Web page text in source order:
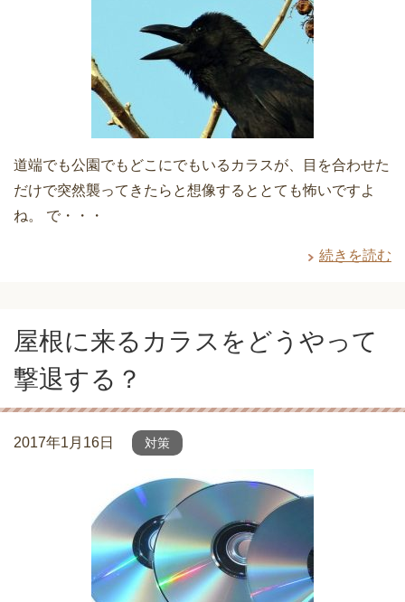
道端でも公園でもどこにでもいるカラスが、目を合わせた
だけで突然襲ってきたらと想像するととても怖いですよ
ね。 で・・・
続きを読む
屋根に来るカラスをどうやって
撃退する？
2017年1月16日 対策